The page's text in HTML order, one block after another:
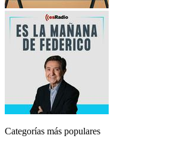
Categorías más populares